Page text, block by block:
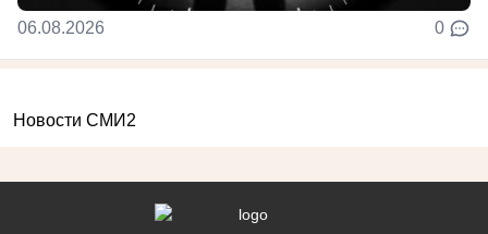
06.08.2026 0
Новости СМИ2